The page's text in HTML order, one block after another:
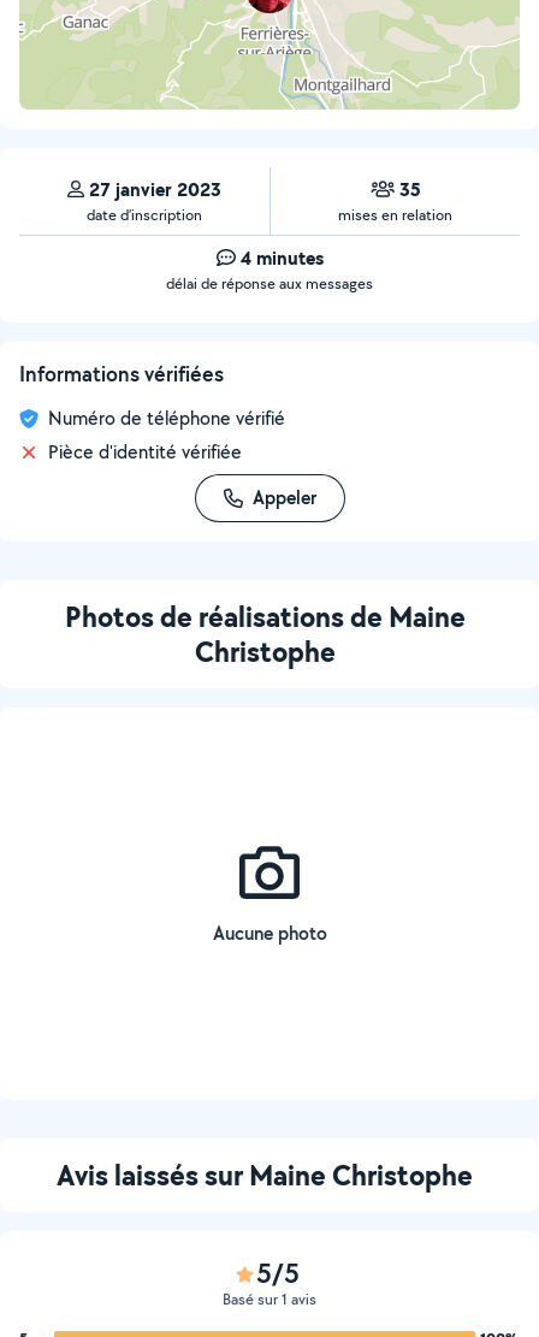
27 janvier 2023
date d’inscription
35
mises en relation
4 minutes
délai de réponse aux messages
Informations vérifiées
Numéro de téléphone vérifié
Pièce d'identité vérifiée
Appeler
Photos de réalisations de Maine
Christophe
Aucune photo
Avis laissés sur Maine Christophe
5/5
Basé sur 1 avis